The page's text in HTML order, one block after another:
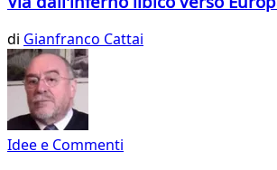
di Gianfranco Cattai
Idee e Commenti